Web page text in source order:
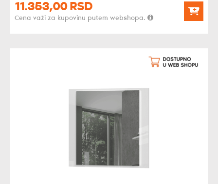
11.353,00 RSD
Cena važi za kupovinu putem webshopa.